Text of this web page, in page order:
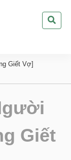
Giết Vợ]
Giết